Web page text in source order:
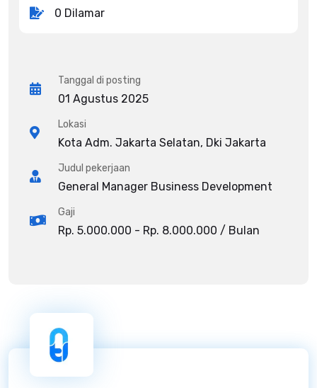
0 Dilamar
Tanggal di posting
01 Agustus 2025
Lokasi
Kota Adm. Jakarta Selatan, Dki Jakarta
Judul pekerjaan
General Manager Business Development
Gaji
Rp. 5.000.000 - Rp. 8.000.000 / Bulan